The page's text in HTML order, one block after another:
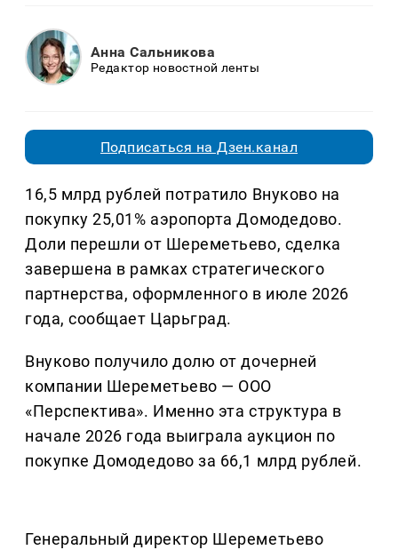
Анна Сальникова
Редактор новостной ленты
Подписаться на Дзен.канал
16,5 млрд рублей потратило Внуково на
покупку 25,01% аэропорта Домодедово.
Доли перешли от Шереметьево, сделка
завершена в рамках стратегического
партнерства, оформленного в июле 2026
года, сообщает Царьград.
Внуково получило долю от дочерней
компании Шереметьево — ООО
«Перспектива». Именно эта структура в
начале 2026 года выиграла аукцион по
покупке Домодедово за 66,1 млрд рублей.
Генеральный директор Шереметьево